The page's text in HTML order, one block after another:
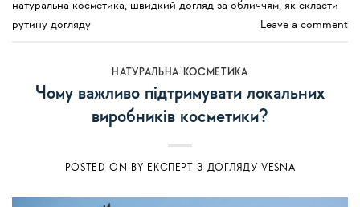
натуральна косметика, швидкий догляд за обличчям, як скласти
рутину догляду
Leave a comment
НАТУРАЛЬНА КОСМЕТИКА
Чому важливо підтримувати локальних
виробників косметики?
POSTED ON BY ЕКСПЕРТ З ДОГЛЯДУ VESNA